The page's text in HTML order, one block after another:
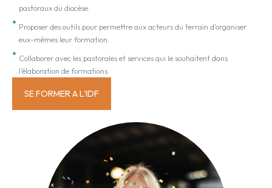
pastoraux du diocèse.
Proposer des outils pour permettre aux acteurs du terrain d'organiser
eux-mêmes leur formation.
Collaborer avec les pastorales et services qui le souhaitent dans
l’élaboration de formations.
SE FORMER A L'IDF